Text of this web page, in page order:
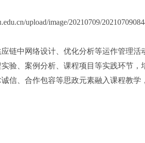
链中网络设计、优化分析等运作管理
验、案例分析、课程项目等实践环节
信、合作包容等思政元素融入课程教